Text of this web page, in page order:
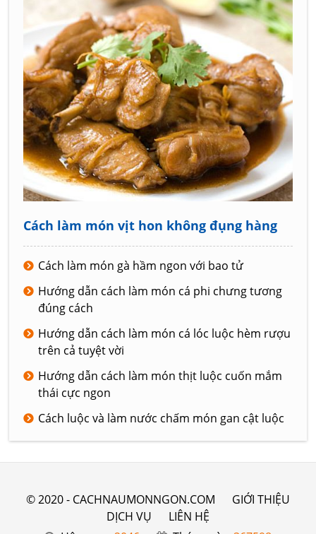
Cách làm món vịt hon không đụng hàng
Cách làm món gà hầm ngon với bao tử
Hướng dẫn cách làm món cá phi chưng tương
đúng cách
Hướng dẫn cách làm món cá lóc luộc hèm rượu
trên cả tuyệt vời
Hướng dẫn cách làm món thịt luộc cuốn mắm
thái cực ngon
Cách luộc và làm nước chấm món gan cật luộc
© 2020 - CACHNAUMONNGON.COM
GIỚI THIỆU
DỊCH VỤ
LIÊN HỆ